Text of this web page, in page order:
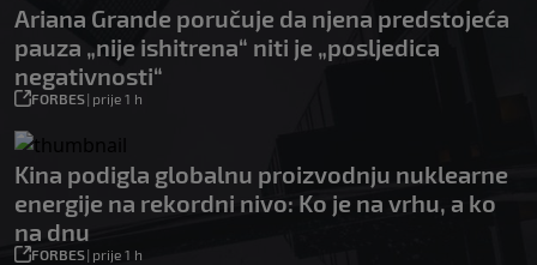
Ariana Grande poručuje da njena predstojeća
pauza „nije ishitrena“ niti je „posljedica
negativnosti“
FORBES| prije 1 h
Kina podigla globalnu proizvodnju nuklearne
energije na rekordni nivo: Ko je na vrhu, a ko
na dnu
FORBES| prije 1 h